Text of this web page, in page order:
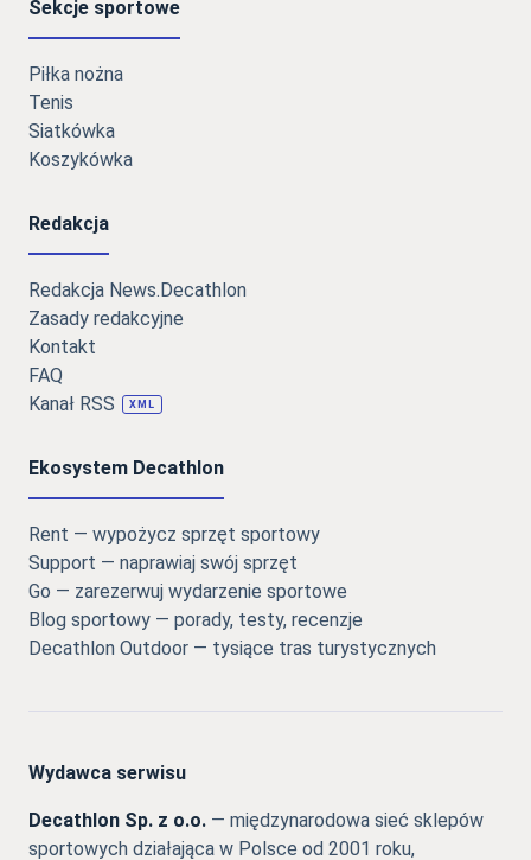
Sekcje sportowe
Piłka nożna
Tenis
Siatkówka
Koszykówka
Redakcja
Redakcja News.Decathlon
Zasady redakcyjne
Kontakt
FAQ
Kanał RSS
XML
Ekosystem Decathlon
Rent — wypożycz sprzęt sportowy
Support — naprawiaj swój sprzęt
Go — zarezerwuj wydarzenie sportowe
Blog sportowy — porady, testy, recenzje
Decathlon Outdoor — tysiące tras turystycznych
Wydawca serwisu
Decathlon Sp. z o.o. — międzynarodowa sieć sklepów
sportowych działająca w Polsce od 2001 roku,